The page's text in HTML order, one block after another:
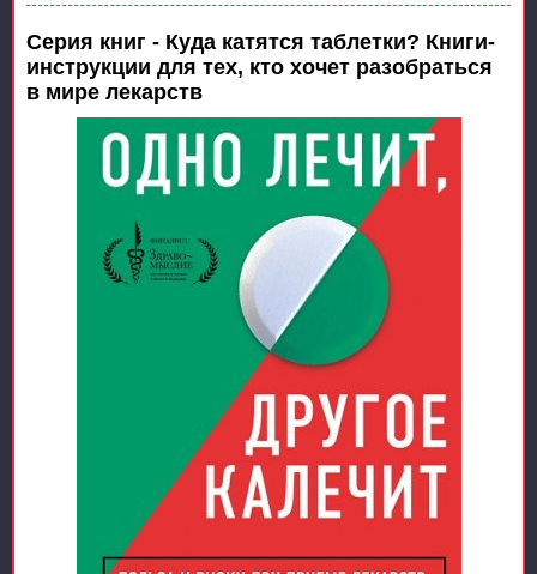
Серия книг - Куда катятся таблетки? Книги-
инструкции для тех, кто хочет разобраться
в мире лекарств